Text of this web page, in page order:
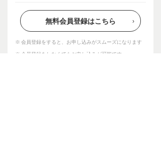
無料会員登録はこちら
会員登録をすると、お申し込みがスムーズになります
会員登録をしなくてもお申し込みが可能です